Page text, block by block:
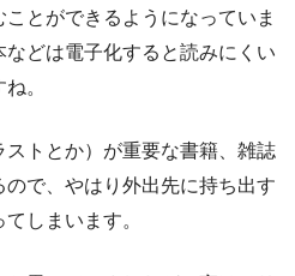
ことができるようになっていま
どは電子化すると読みにくい
。
ストとか）が重要な書籍、雑誌
で、やはり外出先に持ち出す
しまいます。